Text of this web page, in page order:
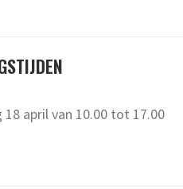
18 april van 10.00 tot 17.00